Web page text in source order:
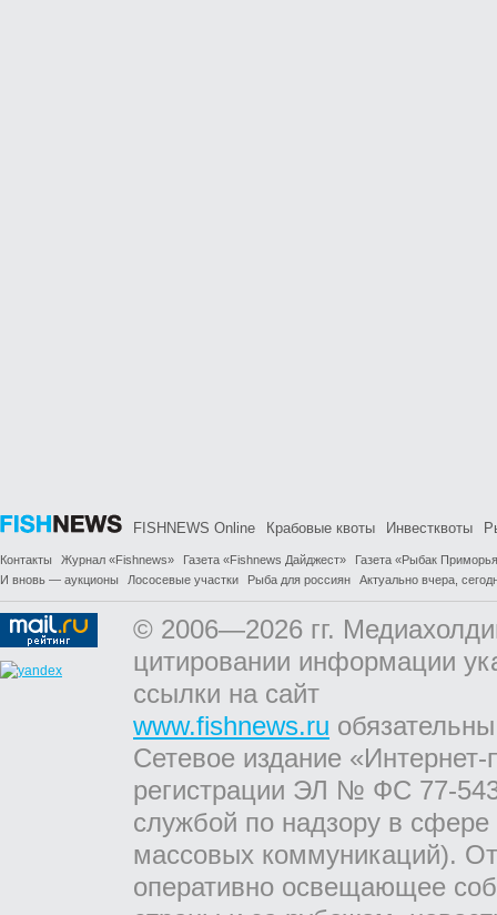
FISHNEWS Online Крабовые квоты Инвестквоты
Контакты Журнал «Fishnews» Газета «Fishnews Дайджест»
Газета «Рыбак
И вновь — аукционы
Лососевые участки Рыба для россиян Актуально вчера,
© 2006—2026 гг.
цитировании информации
ссылки на сайт
www.fishnews.ru
Сетевое издание
регистрации ЭЛ № ФС 77-
службой по надзору в
массовых коммуникаций).
оперативно освещающее